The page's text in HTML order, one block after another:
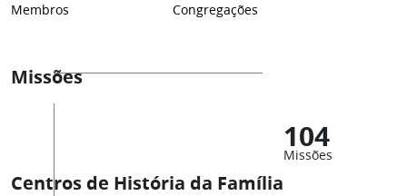
Membros Congregações
Missões
104
Missões
Centros de História da Família